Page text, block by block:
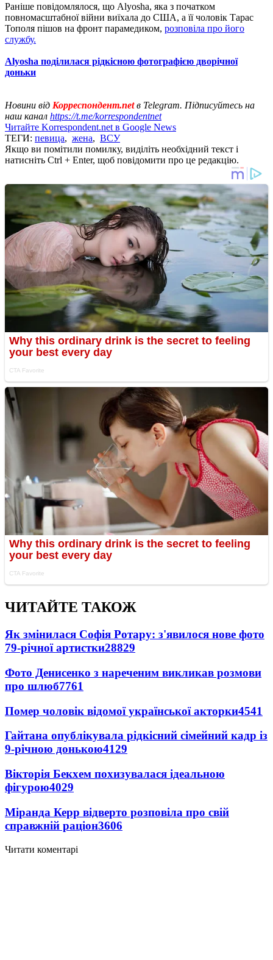
Раніше повідомлялося, що Alyosha, яка з початком
повномасштабної війни виїхала до США, а її чоловік Тарас
Тополя пішов на фронт парамедиком, розповіла про його
службу.
Alyosha поділилася рідкісною фотографією дворічної
доньки
Новини від Корреспондент.netв Telegram. Підписуйтесь на
наш канал https://t.me/korrespondentnet
Читайте Korrespondent.net в Google News
ТЕГИ: певица, жена, ВСУ
Якщо ви помітили помилку, виділіть необхідний текст і
натисніть Ctrl + Enter, щоб повідомити про це редакцію.
ЧИТАЙТЕ ТАКОЖ
Як змінилася Софія Ротару: з'явилося нове фото
79-річної артистки28829
Фото Денисенко з нареченим викликав розмови
про шлюб7761
Помер чоловік відомої української акторки4541
Гайтана опублікувала рідкісний сімейний кадр із
9-річною донькою4129
Вікторія Бекхем похизувалася ідеальною
фігурою4029
Міранда Керр відверто розповіла про свій
справжній раціон3606
Читати коментарі